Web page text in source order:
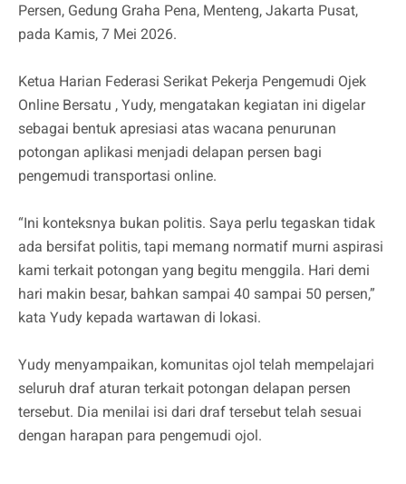
Persen, Gedung Graha Pena, Menteng, Jakarta Pusat,
pada Kamis, 7 Mei 2026.
Ketua Harian Federasi Serikat Pekerja Pengemudi Ojek
Online Bersatu , Yudy, mengatakan kegiatan ini digelar
sebagai bentuk apresiasi atas wacana penurunan
potongan aplikasi menjadi delapan persen bagi
pengemudi transportasi online.
“Ini konteksnya bukan politis. Saya perlu tegaskan tidak
ada bersifat politis, tapi memang normatif murni aspirasi
kami terkait potongan yang begitu menggila. Hari demi
hari makin besar, bahkan sampai 40 sampai 50 persen,”
kata Yudy kepada wartawan di lokasi.
Yudy menyampaikan, komunitas ojol telah mempelajari
seluruh draf aturan terkait potongan delapan persen
tersebut. Dia menilai isi dari draf tersebut telah sesuai
dengan harapan para pengemudi ojol.